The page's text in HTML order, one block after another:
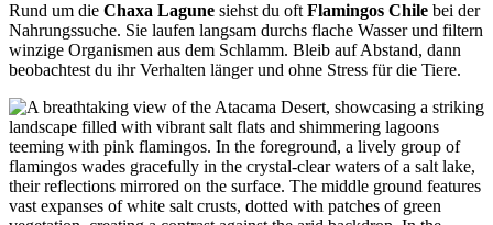
Rund um die Chaxa Lagune siehst du oft Flamingos Chile bei der
Nahrungssuche. Sie laufen langsam durchs flache Wasser und filtern
winzige Organismen aus dem Schlamm. Bleib auf Abstand, dann
beobachtest du ihr Verhalten länger und ohne Stress für die Tiere.